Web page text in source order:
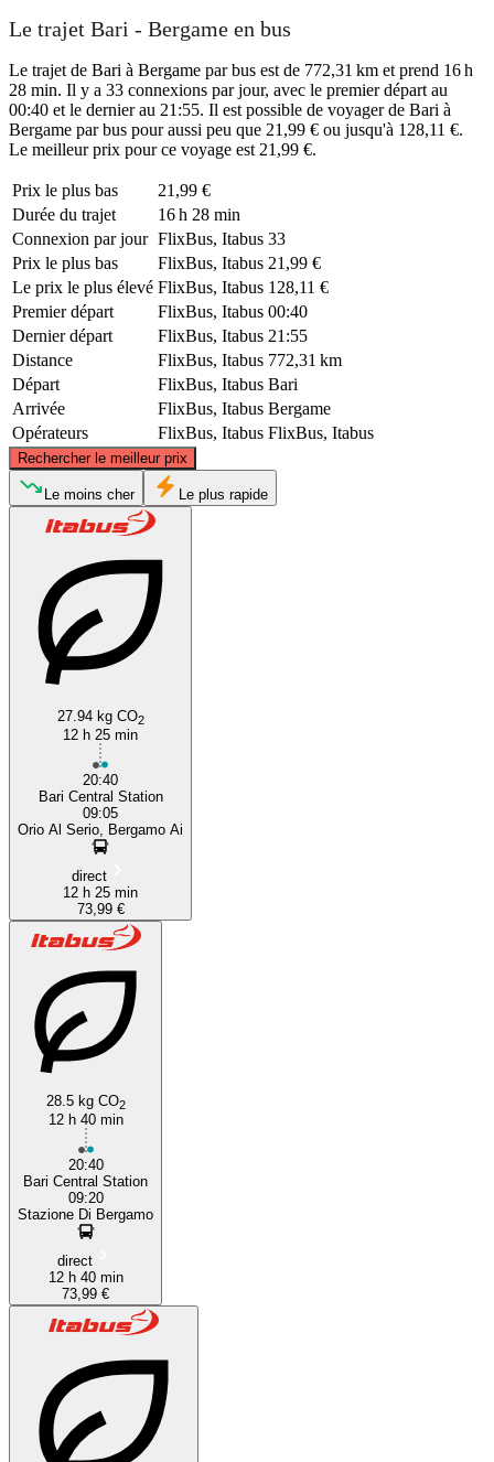
Le trajet Bari - Bergame en bus
Le trajet de Bari à Bergame par bus est de 772,31 km et prend 16 h
28 min. Il y a 33 connexions par jour, avec le premier départ au
00:40 et le dernier au 21:55. Il est possible de voyager de Bari à
Bergame par bus pour aussi peu que 21,99 € ou jusqu'à 128,11 €.
Le meilleur prix pour ce voyage est 21,99 €.
Prix ​​le plus bas
21,99 €
Durée du trajet
16 h 28 min
Connexion par jour FlixBus, Itabus 33
Prix ​​le plus bas
FlixBus, Itabus 21,99 €
Le prix le plus élevé FlixBus, Itabus 128,11 €
Premier départ
FlixBus, Itabus 00:40
Dernier départ
FlixBus, Itabus 21:55
Distance
FlixBus, Itabus 772,31 km
Départ
FlixBus, Itabus Bari
Arrivée
FlixBus, Itabus Bergame
Opérateurs
FlixBus, Itabus FlixBus, Itabus
Rechercher le meilleur prix
Bergamo
© CARTO, ©OpenStreetMap
Le moins cher Le plus rapide
27.94 kg CO2
12 h 25 min
20:40
Bari Central Station
09:05
Orio Al Serio, Bergamo Ai
direct
12 h 25 min
73,99 €
28.5 kg CO2
12 h 40 min
20:40
Bari Central Station
09:20
Stazione Di Bergamo
direct
12 h 40 min
73,99 €